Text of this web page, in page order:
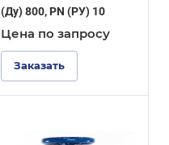
(Ду) 800, PN (РУ) 10
Цена по запросу
Заказать